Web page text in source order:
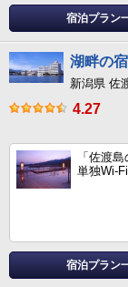
宿泊プラン
湖畔の
新潟県 佐
4.27
「佐渡
単独Wi-
宿泊プラン